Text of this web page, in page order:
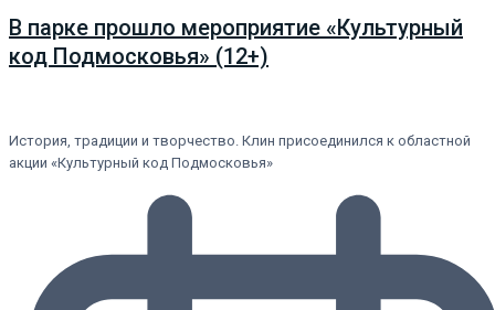
В парке прошло мероприятие «Культурный
код Подмосковья» (12+)
История, традиции и творчество. Клин присоединился к областной
акции «Культурный код Подмосковья»